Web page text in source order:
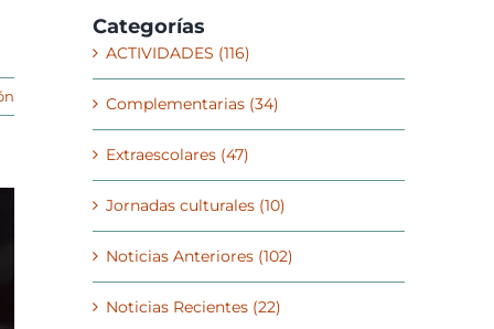
Categorías
ACTIVIDADES (116)
Complementarias (34)
Extraescolares (47)
Jornadas culturales (10)
Noticias Anteriores (102)
Noticias Recientes (22)